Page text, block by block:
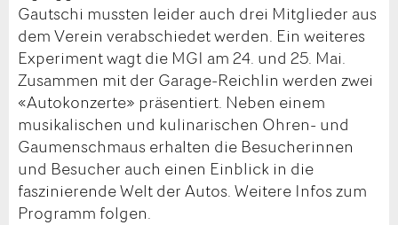
Gautschi mussten leider auch drei Mitglieder aus
dem Verein verabschiedet werden. Ein weiteres
Experiment wagt die MGI am 24. und 25. Mai.
Zusammen mit der Garage-Reichlin werden zwei
«Autokonzerte» präsentiert. Neben einem
musikalischen und kulinarischen Ohren- und
Gaumenschmaus erhalten die Besucherinnen
und Besucher auch einen Einblick in die
faszinierende Welt der Autos. Weitere Infos zum
Programm folgen.